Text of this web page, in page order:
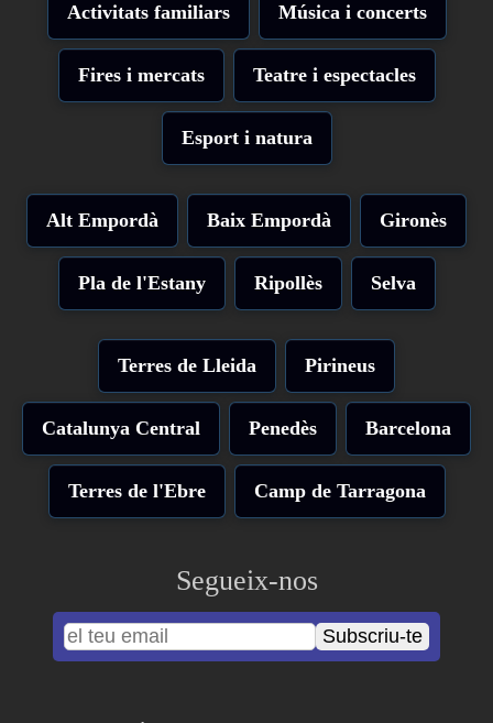
Activitats familiars Música i concerts
Fires i mercats Teatre i espectacles
Esport i natura
Alt Empordà Baix Empordà Gironès
Pla de l'Estany Ripollès Selva
Terres de Lleida Pirineus
Catalunya Central Penedès Barcelona
Terres de l'Ebre Camp de Tarragona
Segueix-nos
Subscriu-te